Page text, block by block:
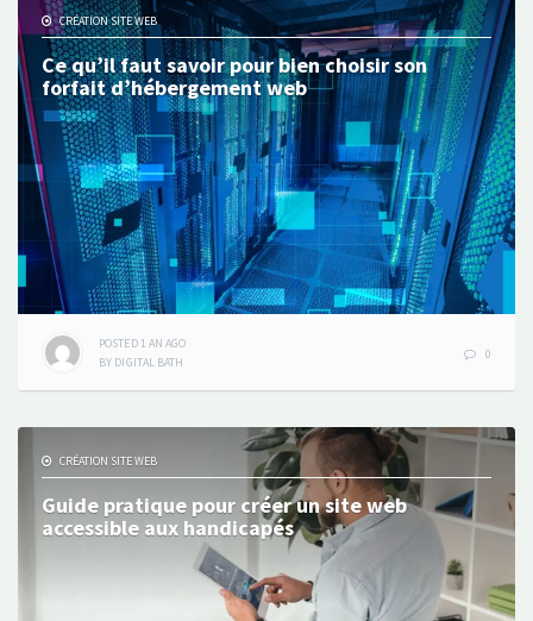
CRÉATION SITE WEB
Ce qu’il faut savoir pour bien choisir son
forfait d’hébergement web
POSTED 1 AN AGO
BY DIGITAL BATH
0
CRÉATION SITE WEB
Guide pratique pour créer un site web
accessible aux handicapés